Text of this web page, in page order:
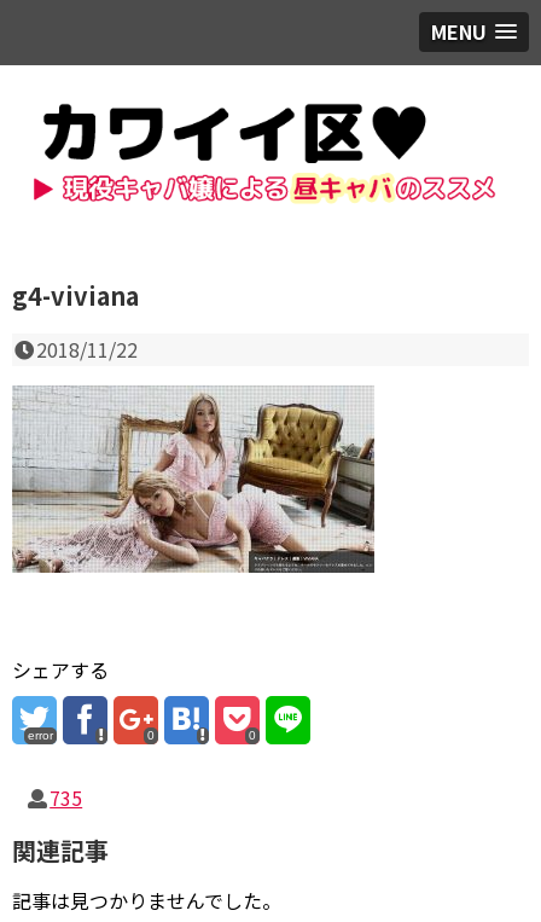
MENU
g4-viviana
2018/11/22
シェアする
error 0 0
735
関連記事
記事は見つかりませんでした。